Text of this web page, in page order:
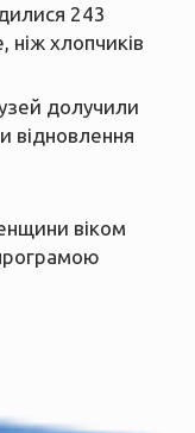
243
ніж хлопчиків
долучили
відновлення
віком